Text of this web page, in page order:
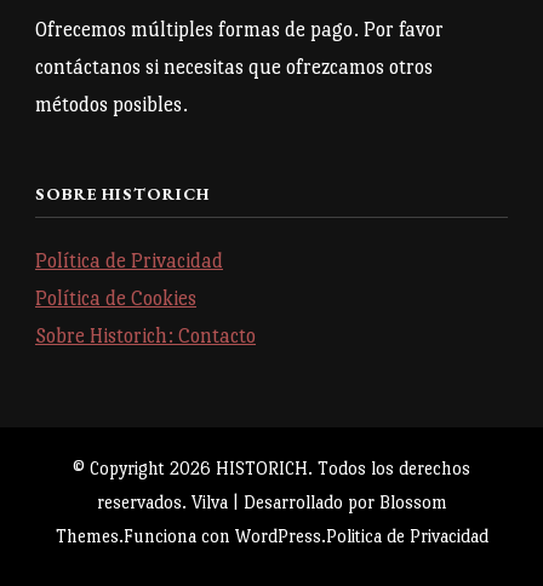
Ofrecemos múltiples formas de pago. Por favor
contáctanos si necesitas que ofrezcamos otros
métodos posibles.
SOBRE HISTORICH
Política de Privacidad
Política de Cookies
Sobre Historich: Contacto
© Copyright 2026 HISTORICH. Todos los derechos
reservados. Vilva | Desarrollado por Blossom
Themes.Funciona con WordPress.Politica de Privacidad